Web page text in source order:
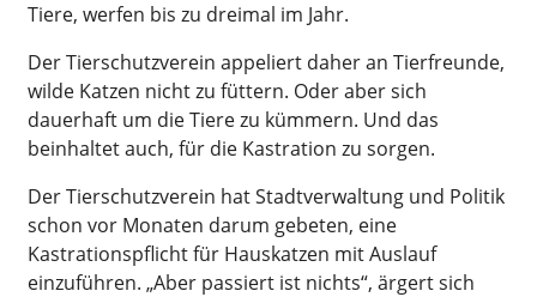
Tiere, werfen bis zu dreimal im Jahr.
Der Tierschutzverein appeliert daher an Tierfreunde,
wilde Katzen nicht zu füttern. Oder aber sich
dauerhaft um die Tiere zu kümmern. Und das
beinhaltet auch, für die Kastration zu sorgen.
Der Tierschutzverein hat Stadtverwaltung und Politik
schon vor Monaten darum gebeten, eine
Kastrationspflicht für Hauskatzen mit Auslauf
einzuführen. „Aber passiert ist nichts“, ärgert sich